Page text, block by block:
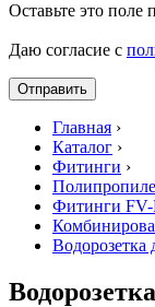
Оставьте это поле
Даю согласие с
Главная ›
Каталог ›
Фитинги ›
Фитинги FV-
Водорозетка